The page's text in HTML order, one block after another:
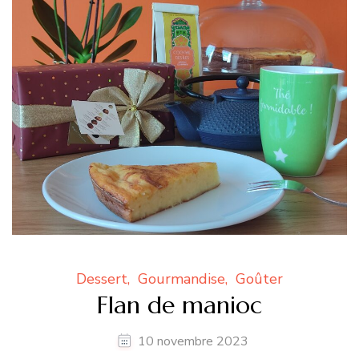
Dessert Gourmandise Goûter
Flan de manioc
10 novembre 2023